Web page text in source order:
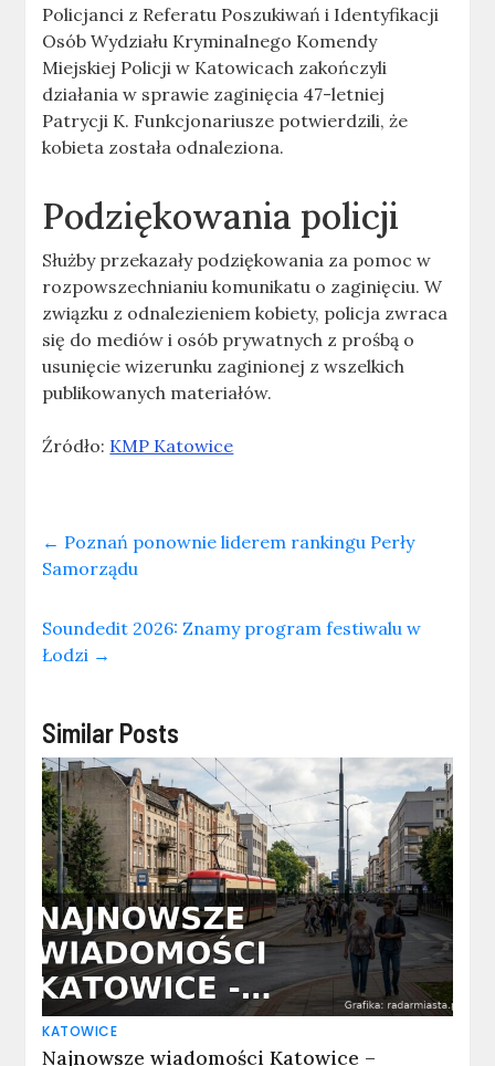
Policjanci z Referatu Poszukiwań i Identyfikacji
Osób Wydziału Kryminalnego Komendy
Miejskiej Policji w Katowicach zakończyli
działania w sprawie zaginięcia 47-letniej
Patrycji K. Funkcjonariusze potwierdzili, że
kobieta została odnaleziona.
Podziękowania policji
Służby przekazały podziękowania za pomoc w
rozpowszechnianiu komunikatu o zaginięciu. W
związku z odnalezieniem kobiety, policja zwraca
się do mediów i osób prywatnych z prośbą o
usunięcie wizerunku zaginionej z wszelkich
publikowanych materiałów.
Źródło: KMP Katowice
← Poznań ponownie liderem rankingu Perły
Samorządu
Soundedit 2026: Znamy program festiwalu w
Łodzi →
Similar Posts
KATOWICE
Najnowsze wiadomości Katowice –